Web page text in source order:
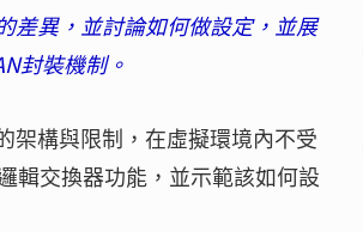
差異，並討論如何做設定，並展
封裝機制。
架構與限制，在虛擬環境內不受
輯交換器功能，並示範該如何設